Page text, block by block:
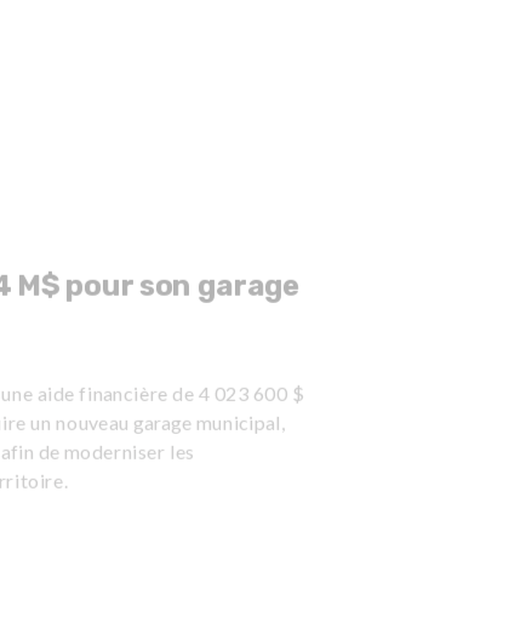
pour son garage
aide financière de 4 023 600 $
un nouveau garage municipal,
de moderniser les